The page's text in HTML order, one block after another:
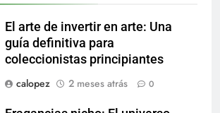
El arte de invertir en arte: Una
guía definitiva para
coleccionistas principiantes
calopez
2 meses atrás 0